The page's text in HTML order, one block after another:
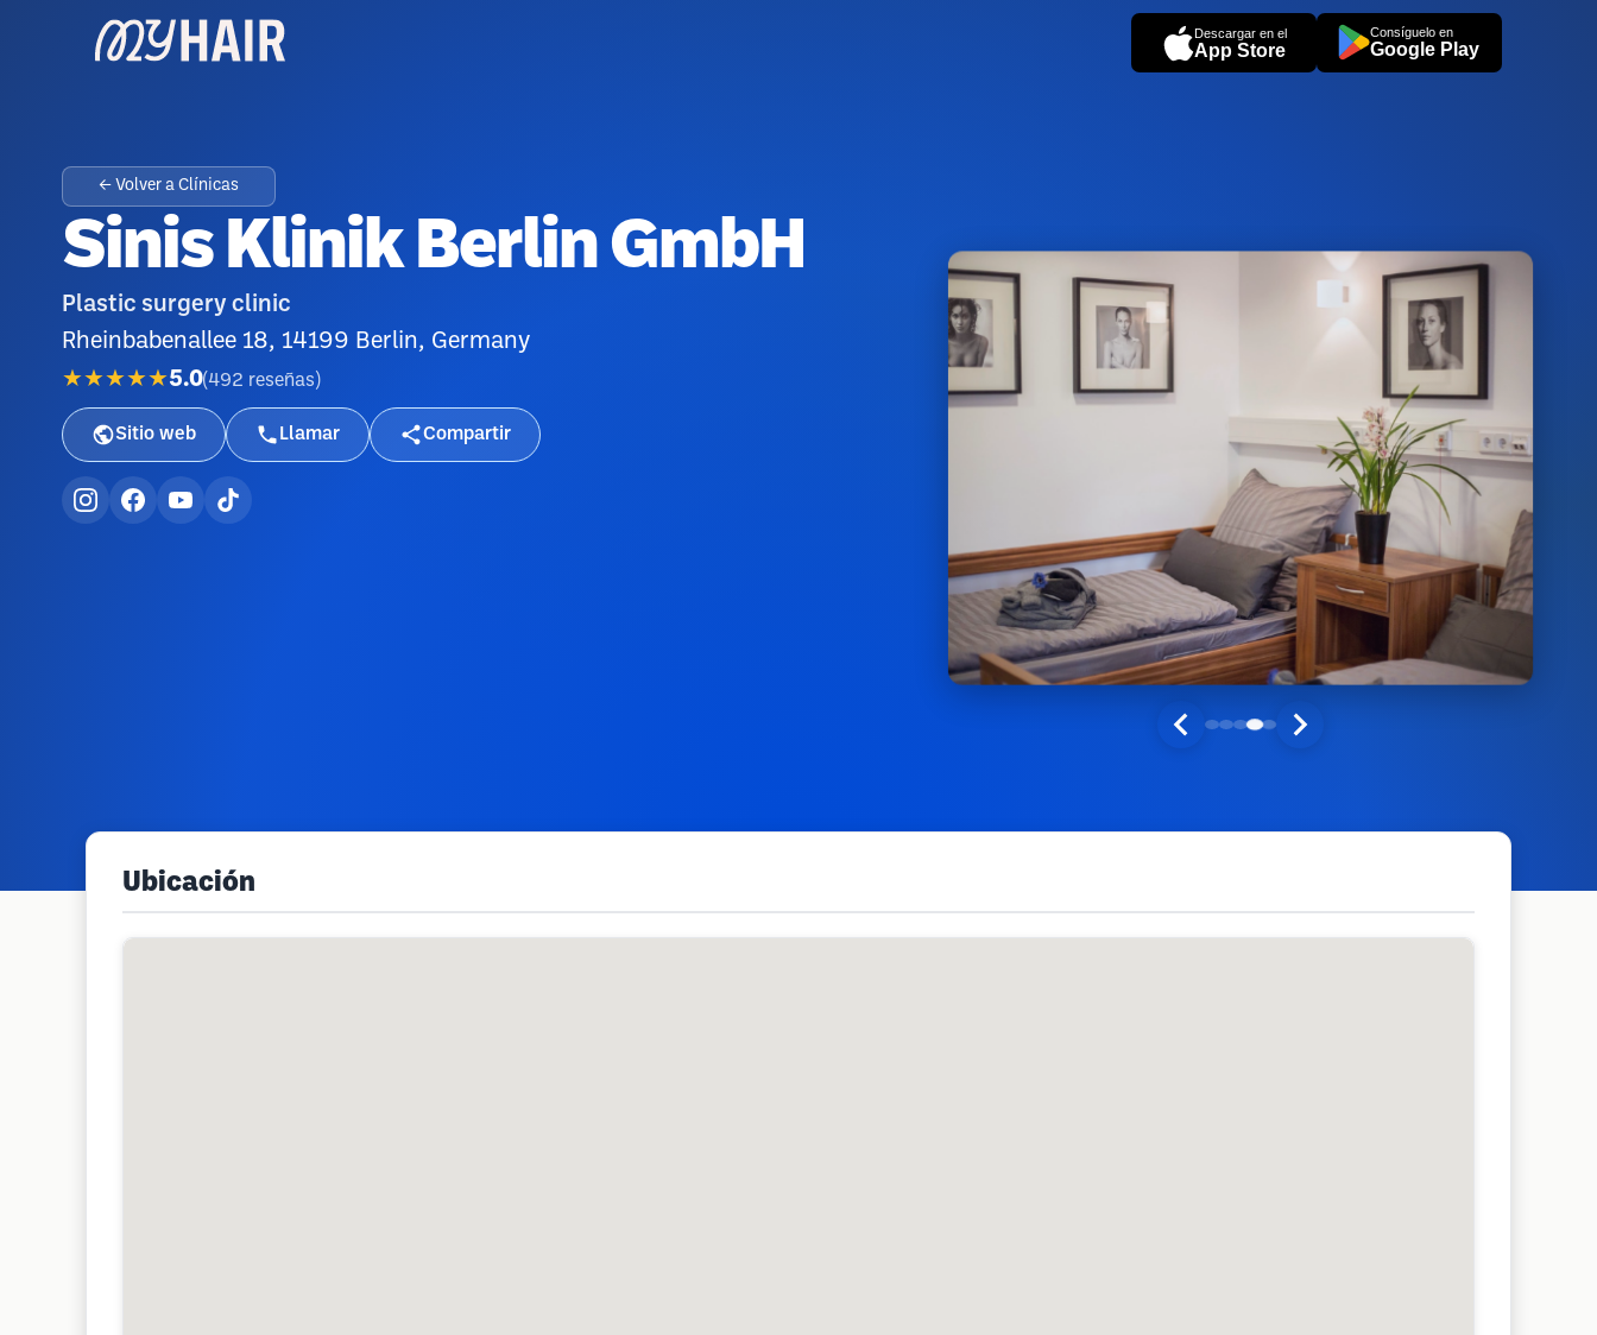
Descargar en el
App Store
Consíguelo en
Google Play
← Volver a Clínicas
Sinis Klinik Berlin GmbH
Plastic surgery clinic
Rheinbabenallee 18, 14199 Berlin, Germany
★★★★★5.0(492 reseñas )
Sitio web Llamar Compartir
Ubicación